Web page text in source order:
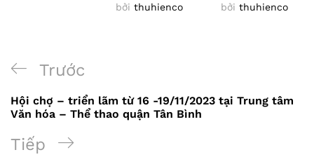
bởi thuhienco
bởi thuhienco
Điều
hướng
bài
viết
Bài
trước
Trước
Hội chợ – triển lãm từ 16 -19/11/2023 tại Trung tâm
Văn hóa – Thể thao quận Tân Bình
Bài
Tiếp